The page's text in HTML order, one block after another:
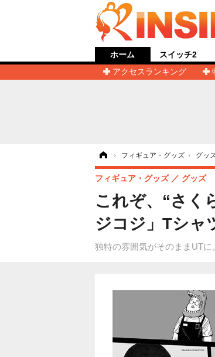
ホーム
アクセスランキング
スイッチ2
› フィギュア・グッズ › グッ
これぞ、“さく
ジコジ」Tシャ
独特の雰囲気がそのままUTに
フィギュア・グッズ グッズ